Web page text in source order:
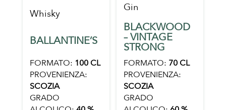
Whisky
BALLANTINE’S
FORMATO: 100 CL
PROVENIENZA:
SCOZIA
GRADO
Gin
BLACKWOOD
– VINTAGE
STRONG
FORMATO: 70 CL
PROVENIENZA:
SCOZIA
GRADO